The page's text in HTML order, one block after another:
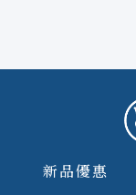
新品優惠